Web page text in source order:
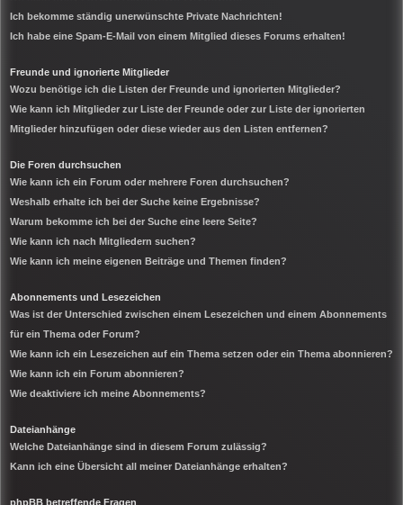
Ich bekomme ständig unerwünschte Private Nachrichten!
Ich habe eine Spam-E-Mail von einem Mitglied dieses Forums erhalten!
Freunde und ignorierte Mitglieder
Wozu benötige ich die Listen der Freunde und ignorierten Mitglieder?
Wie kann ich Mitglieder zur Liste der Freunde oder zur Liste der ignorierten
Mitglieder hinzufügen oder diese wieder aus den Listen entfernen?
Die Foren durchsuchen
Wie kann ich ein Forum oder mehrere Foren durchsuchen?
Weshalb erhalte ich bei der Suche keine Ergebnisse?
Warum bekomme ich bei der Suche eine leere Seite?
Wie kann ich nach Mitgliedern suchen?
Wie kann ich meine eigenen Beiträge und Themen finden?
Abonnements und Lesezeichen
Was ist der Unterschied zwischen einem Lesezeichen und einem Abonnements
für ein Thema oder Forum?
Wie kann ich ein Lesezeichen auf ein Thema setzen oder ein Thema abonnieren?
Wie kann ich ein Forum abonnieren?
Wie deaktiviere ich meine Abonnements?
Dateianhänge
Welche Dateianhänge sind in diesem Forum zulässig?
Kann ich eine Übersicht all meiner Dateianhänge erhalten?
phpBB betreffende Fragen